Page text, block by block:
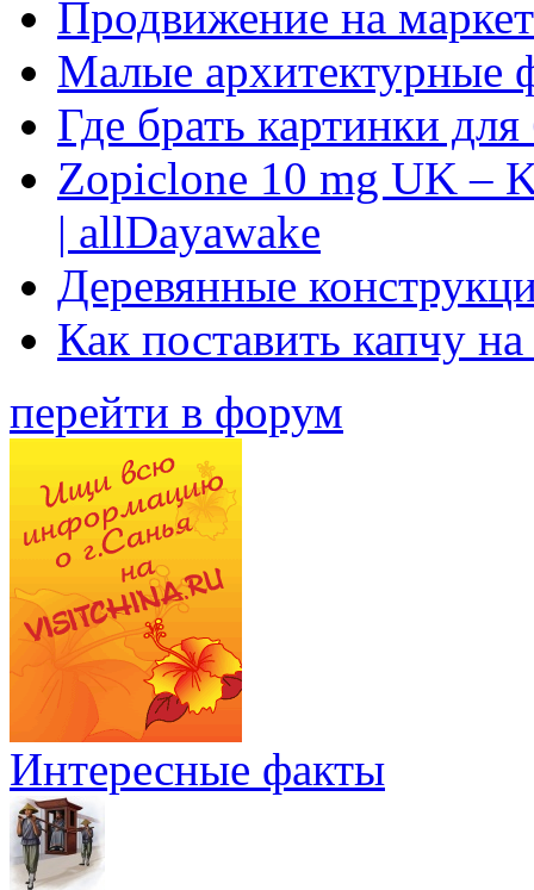
Продвижение на
Малые архитектурные
Где брать картинки
Zopiclone 10 mg UK –
| allDayawake
Деревянные
Как поставить капчу
перейти в форум
Интересные факты